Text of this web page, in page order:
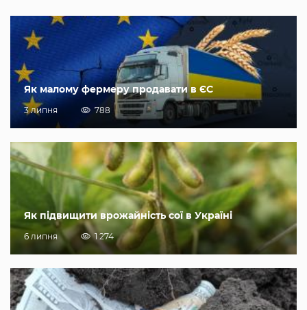
Як малому фермеру продавати в ЄС
3 липня 788
Як підвищити врожайність сої в Україні
6 липня 1 274